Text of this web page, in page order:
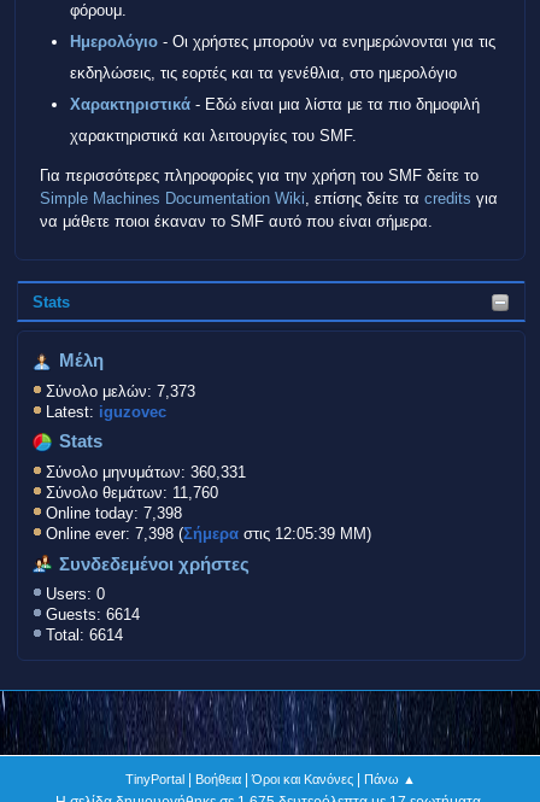
Stats
Μέλη
Σύνολο μελών: 7,373
Latest: iguzovec
Stats
Σύνολο μηνυμάτων: 360,331
Σύνολο θεμάτων: 11,760
Online today: 7,398
Online ever: 7,398 (Σήμερα στις 12:05:39 ΜΜ)
Συνδεδεμένοι χρήστες
Users: 0
Guests: 6614
Total: 6614
φόρουμ.
Ημερολόγιο - Οι χρήστες μπορούν να ενημερώνονται για τις
εκδηλώσεις, τις εορτές και τα γενέθλια, στο ημερολόγιο
Χαρακτηριστικά - Εδώ είναι μια λίστα με τα πιο δημοφιλή
χαρακτηριστικά και λειτουργίες του SMF.
Για περισσότερες πληροφορίες για την χρήση του SMF δείτε το
Simple Machines Documentation Wiki, επίσης δείτε τα credits για
να μάθετε ποιοι έκαναν το SMF αυτό που είναι σήμερα.
TinyPortal| Βοήθεια|Όροι και Κανόνες| Πάνω ▲